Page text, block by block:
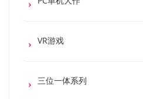
VR游戏
三位一体系列